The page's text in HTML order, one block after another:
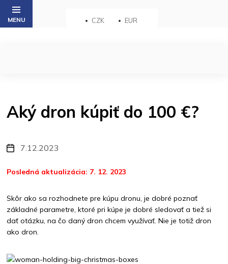
Přejít
obsah
CZK EUR
Aký dron kúpiť do 100 €?
7.12.2023
Posledná aktualizácia: 7. 12. 2023
Skôr ako sa rozhodnete pre kúpu dronu, je dobré poznať
základné parametre, ktoré pri kúpe je dobré sledovať a tiež si
dať otázku, na čo daný dron chcem využívať. Nie je totiž dron
ako dron.